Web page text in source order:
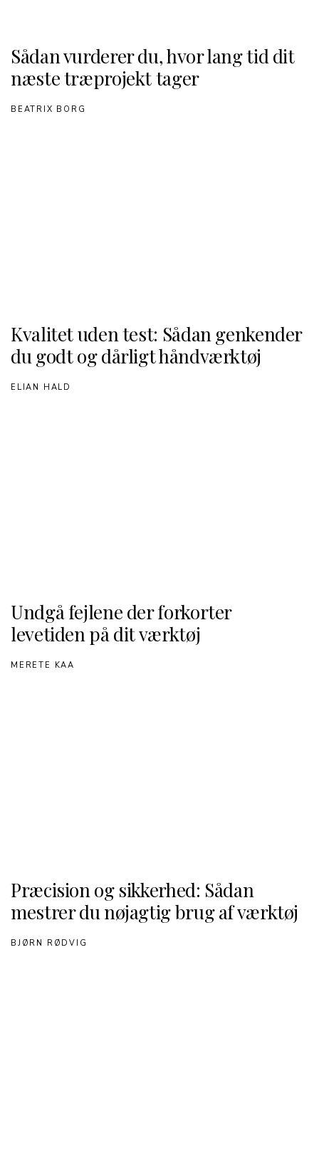
Sådan vurderer du, hvor lang tid dit
næste træprojekt tager
BEATRIX BORG
Kvalitet uden test: Sådan genkender
du godt og dårligt håndværktøj
ELIAN HALD
Undgå fejlene der forkorter
levetiden på dit værktøj
MERETE KAA
Præcision og sikkerhed: Sådan
mestrer du nøjagtig brug af værktøj
BJØRN RØDVIG